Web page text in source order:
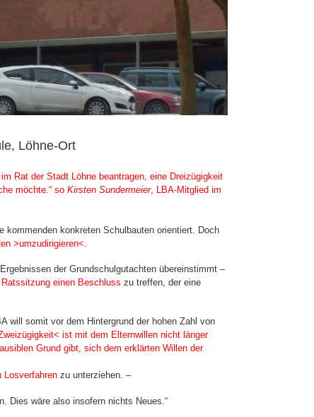
Löhne-Ort
Rat der Stadt Löhne beantragen, eine Dreizügigkeit
möchte.“ so Kirsten Sundermeier, LBA-Mitglied im
kommenden konkreten Schulbauten orientiert. Doch
>umzudirigieren<
der Grundschulgutachten übereinstimmt –
einen Beschluss zu treffen, der eine
will somit vor dem Hintergrund der hohen Zahl von
ist mit dem Elternwillen nicht länger
Grund gibt, sich dem erklärten Willen der
Losverfahren zu unterziehen. –
Dies wäre also insofern nichts Neues.“